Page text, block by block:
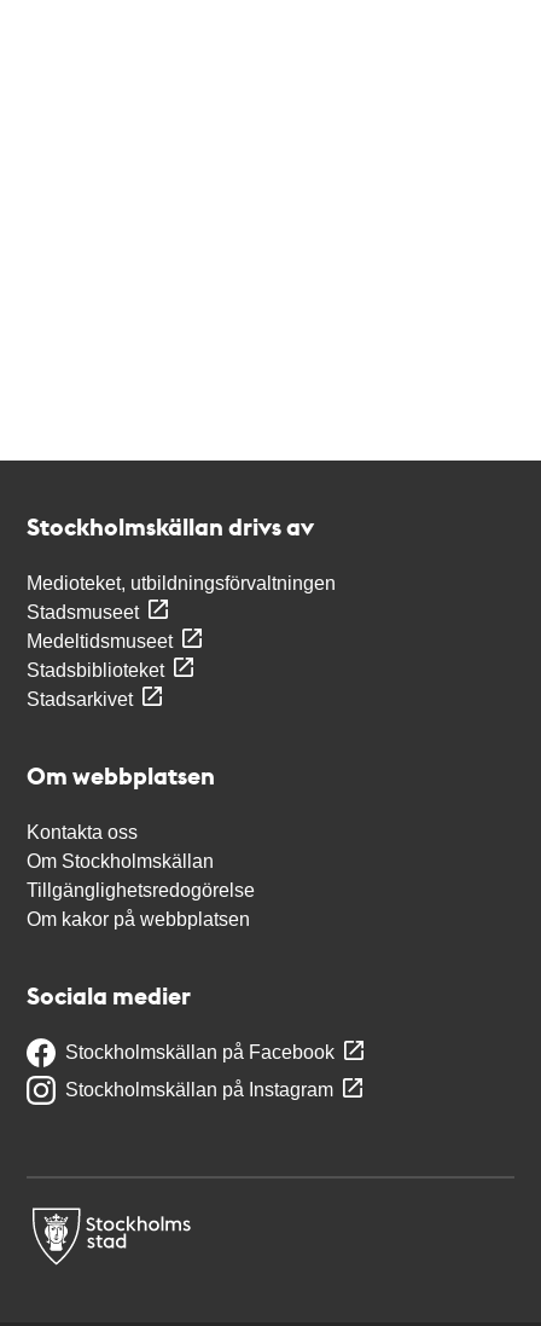
Stockholmskällan drivs av
Medioteket, utbildningsförvaltningen
Stadsmuseet
Medeltidsmuseet
Stadsbiblioteket
Stadsarkivet
Om webbplatsen
Kontakta oss
Om Stockholmskällan
Tillgänglighetsredogörelse
Om kakor på webbplatsen
Sociala medier
Stockholmskällan på Facebook
Stockholmskällan på Instagram